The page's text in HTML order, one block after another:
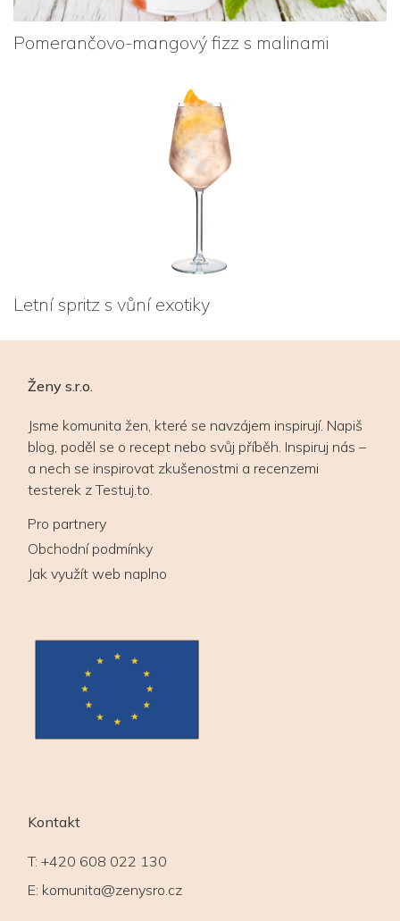
Pomerančovo-mangový fizz s malinami
Letní spritz s vůní exotiky
Ženy s.r.o.
Jsme komunita žen, které se navzájem inspirují. Napiš
blog, poděl se o recept nebo svůj příběh. Inspiruj nás –
a nech se inspirovat zkušenostmi a recenzemi
testerek z Testuj.to.
Pro partnery
Obchodní podmínky
Jak využít web naplno
Kontakt
T: +420 608 022 130
E: komunita@zenysro.cz